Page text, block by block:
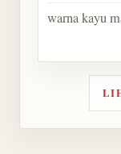
warna kayu